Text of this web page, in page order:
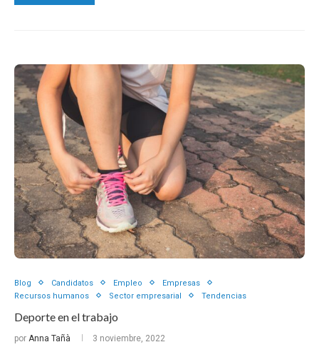
Blog Candidatos Empleo
Empresas
Recursos humanos
Sector empresarial Tendencias
Deporte en el trabajo
por Anna Tañà 3 noviembre, 2022